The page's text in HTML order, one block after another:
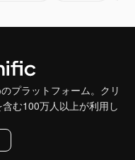
プラットフォーム。クリ
む100万人以上が利用し